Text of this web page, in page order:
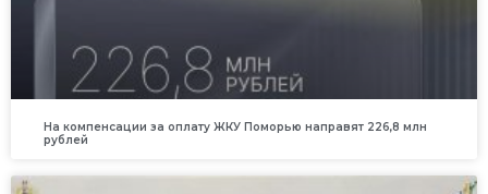
На компенсации за оплату ЖКУ Поморью направят 226,8 млн
рублей